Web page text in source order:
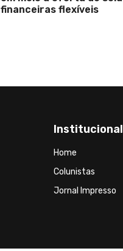
Institucional
Home
Colunistas
Jornal Impresso